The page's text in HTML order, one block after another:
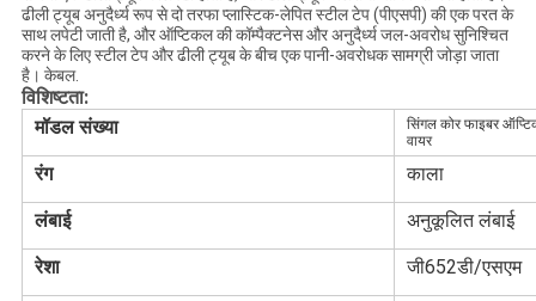
ढीली ट्यूब अनुदैर्ध्य रूप से दो तरफा प्लास्टिक-लेपित स्टील टेप (पीएसपी) की एक परत के
साथ लपेटी जाती है, और ऑप्टिकल की कॉम्पैक्टनेस और अनुदैर्ध्य जल-अवरोध सुनिश्चित
करने के लिए स्टील टेप और ढीली ट्यूब के बीच एक पानी-अवरोधक सामग्री जोड़ा जाता
है। केबल.
विशिष्टता:
मॉडल संख्या
सिंगल कोर फाइबर
वायर
रंग काला
लंबाई अनुकूलित लंबाई
रेशा जी652डी/एसएम